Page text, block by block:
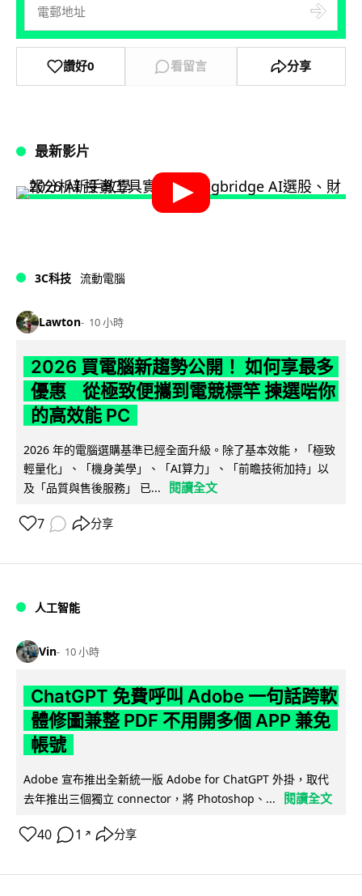
讚好0 看留言 分享
最新影片
3C科技 流動電腦
Lawton 10 小時
2026 買電腦新趨勢公開！ 如何享最多
優惠 從極致便攜到電競標竿 揀選啱你
的高效能 PC
2026 年的電腦選購基準已經全面升級。除了基本效能，「極致
輕量化」、「機身美學」、「AI算力」、「前瞻技術加持」以
及「品質與售後服務」 已...
閱讀全文
7 分享
人工智能
Vin 10 小時
ChatGPT 免費呼叫 Adobe 一句話跨軟
體修圖兼整 PDF 不用開多個 APP 兼免
帳號
Adobe 宣布推出全新統一版 Adobe for ChatGPT 外掛，取代
去年推出三個獨立 connector，將 Photoshop、...
閱讀全文
40 1 ↗ 分享